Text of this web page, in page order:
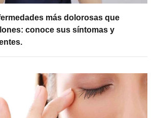
más dolorosas que
conoce sus síntomas y